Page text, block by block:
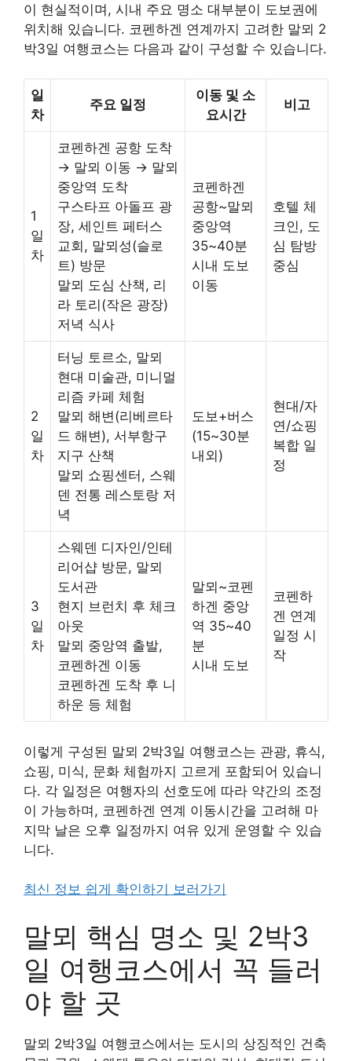
이 현실적이며, 시내 주요 명소 대부분이 도보권에
위치해 있습니다. 코펜하겐 연계까지 고려한 말뫼 2
박3일 여행코스는 다음과 같이 구성할 수 있습니다.
일
차
주요 일정
이동 및 소
요시간
비고
1
일
차
코펜하겐 공항 도착
→ 말뫼 이동 → 말뫼
중앙역 도착
구스타프 아돌프 광
장, 세인트 페터스
교회, 말뫼성(슬로
트) 방문
말뫼 도심 산책, 리
라 토리(작은 광장)
저녁 식사
코펜하겐
공항~말뫼
중앙역
35~40분
시내 도보
이동
호텔 체
크인, 도
심 탐방
중심
2
일
차
터닝 토르소, 말뫼
현대 미술관, 미니멀
리즘 카페 체험
말뫼 해변(리베르타
드 해변), 서부항구
지구 산책
말뫼 쇼핑센터, 스웨
덴 전통 레스토랑 저
녁
도보+버스
(15~30분
내외)
현대/자
연/쇼핑
복합 일
정
3
일
차
스웨덴 디자인/인테
리어샵 방문, 말뫼
도서관
현지 브런치 후 체크
아웃
말뫼 중앙역 출발,
코펜하겐 이동
코펜하겐 도착 후 니
하운 등 체험
말뫼~코펜
하겐 중앙
역 35~40
분
시내 도보
코펜하
겐 연계
일정 시
작
이렇게 구성된 말뫼 2박3일 여행코스는 관광, 휴식,
쇼핑, 미식, 문화 체험까지 고르게 포함되어 있습니
다. 각 일정은 여행자의 선호도에 따라 약간의 조정
이 가능하며, 코펜하겐 연계 이동시간을 고려해 마
지막 날은 오후 일정까지 여유 있게 운영할 수 있습
니다.
최신 정보 쉽게 확인하기 보러가기
말뫼 핵심 명소 및 2박3
일 여행코스에서 꼭 들러
야 할 곳
말뫼 2박3일 여행코스에서는 도시의 상징적인 건축